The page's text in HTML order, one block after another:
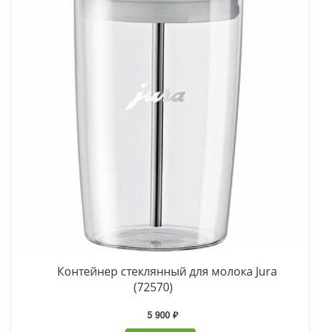
Контейнер стеклянный для молока Jura
(72570)
5 900 ₽